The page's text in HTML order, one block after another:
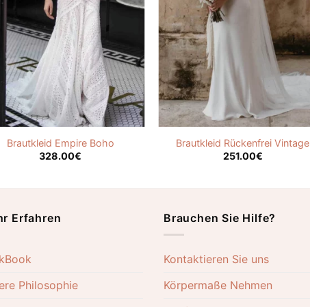
Brautkleid Empire Boho
328.00€
Brautkleid Rückenfrei Vintage
251.00€
Erfahren
Philosophie
Brauchen Sie Hilfe?
Kontaktieren Sie uns
Körpermaße Nehmen